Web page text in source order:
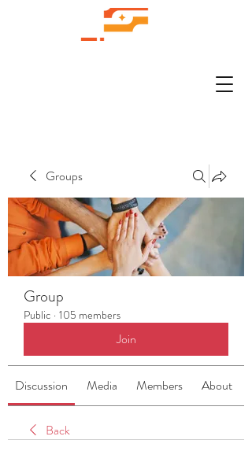
Groups
Group
Public · 105 members
Join
Discussion Media Members About
Back